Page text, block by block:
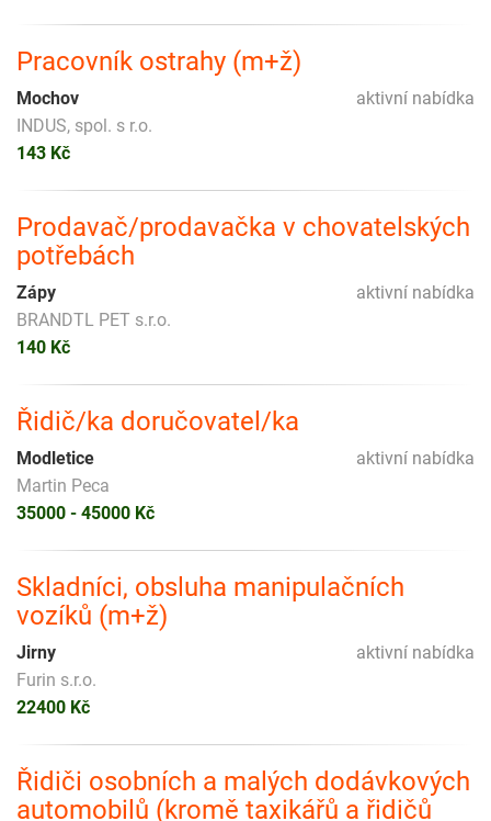
Pracovník ostrahy (m+ž)
aktivní nabídka
Mochov
INDUS, spol. s r.o.
143 Kč
Prodavač/prodavačka v chovatelských
potřebách
aktivní nabídka
Zápy
BRANDTL PET s.r.o.
140 Kč
Řidič/ka doručovatel/ka
aktivní nabídka
Modletice
Martin Peca
35000 - 45000 Kč
Skladníci, obsluha manipulačních
vozíků (m+ž)
aktivní nabídka
Jirny
Furin s.r.o.
22400 Kč
Řidiči osobních a malých dodávkových
automobilů (kromě taxikářů a řidičů